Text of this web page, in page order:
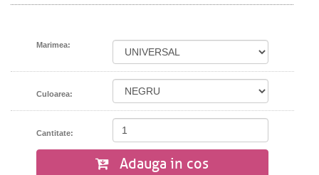
Marimea:
Culoarea:
Cantitate:
Adauga in cos